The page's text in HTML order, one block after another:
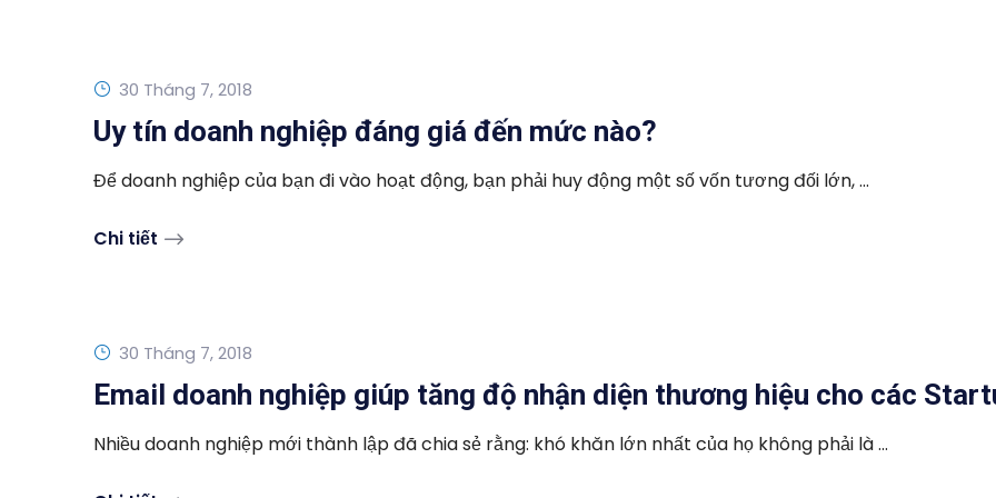
30 Tháng 7, 2018
Uy tín doanh nghiệp đáng giá đến mức nào?
Để doanh nghiệp của bạn đi vào hoạt động, bạn phải huy động một số vốn tương đối lớn, ...
Chi tiết
30 Tháng 7, 2018
Email doanh nghiệp giúp tăng độ nhận diện thương hiệu cho các
Nhiều doanh nghiệp mới thành lập đã chia sẻ rằng: khó khăn lớn nhất của họ không phải là ...